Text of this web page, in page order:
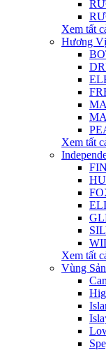
Xem tất
Hương
Xem tất
Xem tất
Vùng